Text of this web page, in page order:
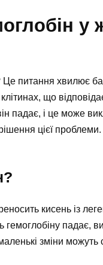
у
питання хвилює
що
падає, і це може
цієї проблеми.
кисень із
падає,
зміни